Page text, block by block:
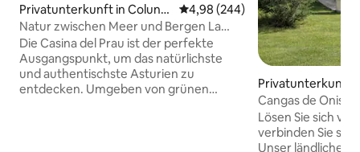
Privatunterkunft in Colung
a
Durchschnittliche Bewertung:
4,98 (244)
Natur zwischen Meer und Bergen La
Casina del Prau
Die Casina del Prau ist der perfekte
Ausgangspunkt, um das natürlichste
und authentischste Asturien zu
entdecken. Umgeben von grünen
Privatunterkunft
s
Cangas de Onis
den
Lösen Sie sich
verbinden Sie
Unser ländliches